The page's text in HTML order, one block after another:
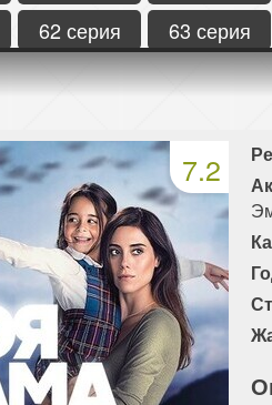
62 серия 63 серия
72 серия 73 серия
7.2